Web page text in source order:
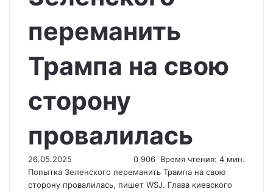
переманить
Трампа на свою
сторону
провалилась
26.05.2025 0 906 Время чтения: 4 мин.
Попытка Зеленского переманить Трампа на свою
сторону провалилась, пишет WSJ. Глава киевского